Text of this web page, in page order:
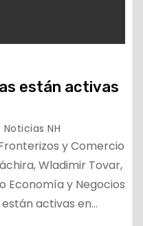
están activas
NH
y Comercio
Wladimir Tovar,
Economía y Negocios
activas en…